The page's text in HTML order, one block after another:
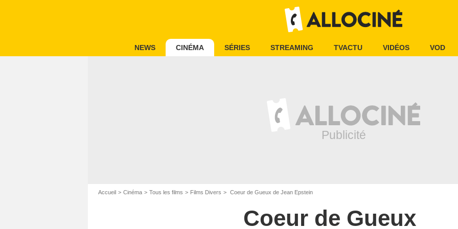
NEWS CINÉMA SÉRIES STREAMING TVACTU VIDÉOS VOD
Accueil Cinéma Tous les films Films Divers Coeur de Gueux de Jean Epstein
Coeur de Gueux